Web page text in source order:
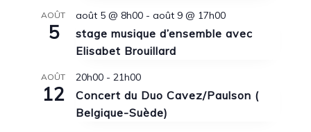
AOÛT
5
août 5 @ 8h00- août 9 @ 17h00
stage musique d’ensemble avec
Elisabet Brouillard
AOÛT
12
20h00- 21h00
Concert du Duo Cavez/Paulson (
Belgique-Suède)